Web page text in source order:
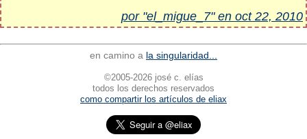
por "el_migue_7" en oct 22, 2010
en camino a la singularidad...
©2005-2026 josé c. elías
todos los derechos reservados
como compartir los artículos de eliax